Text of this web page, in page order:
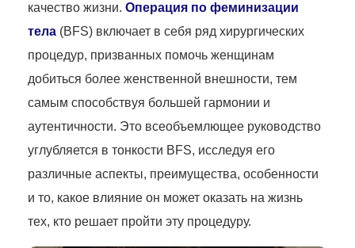
качество жизни. Операция по феминизации
тела (BFS) включает в себя ряд хирургических
процедур, призванных помочь женщинам
добиться более женственной внешности, тем
самым способствуя большей гармонии и
аутентичности. Это всеобъемлющее руководство
углубляется в тонкости BFS, исследуя его
различные аспекты, преимущества, особенности
и то, какое влияние он может оказать на жизнь
тех, кто решает пройти эту процедуру.